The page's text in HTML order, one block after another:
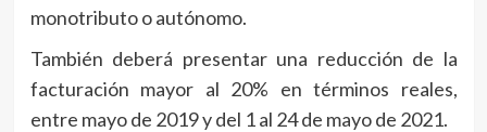
monotributo o autónomo.
También deberá presentar una reducción de la
facturación mayor al 20% en términos reales,
entre mayo de 2019 y del 1 al 24 de mayo de 2021.